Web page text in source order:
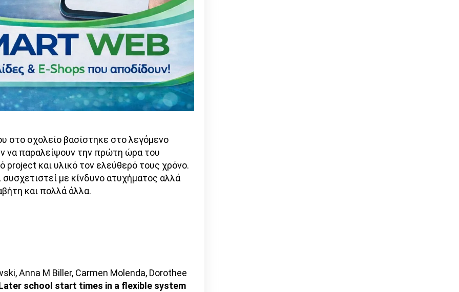
στο σχολείο βασίστηκε στο λεγόμενο
να παραλείψουν την πρώτη ώρα του
και υλικό τον ελεύθερό τους χρόνο.
με κίνδυνο ατυχήματος αλλά
και πολλά άλλα.
Anna M Biller, Carmen Molenda, Dorothee
school start times in a flexible system